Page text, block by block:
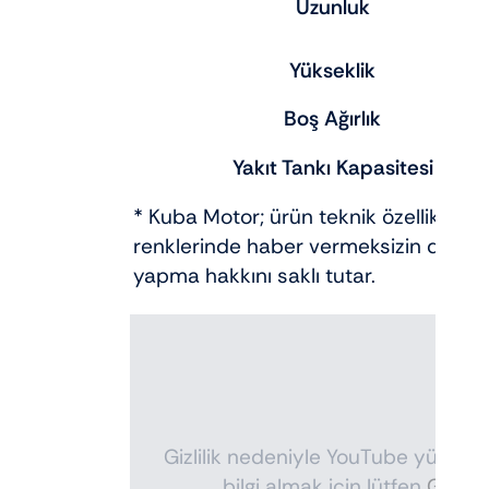
Uzunluk
Yükseklik
Boş Ağırlık
Yakıt Tankı Kapasitesi
* Kuba Motor; ürün teknik
renklerinde haber vermeksizin
yapma hakkını saklı tutar.
Gizlilik nedeniyle YouTube